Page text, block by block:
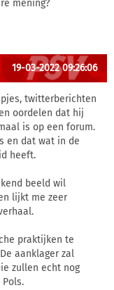
mening?
19-03-2022 09:26:06
twitterberichten
oordelen dat hij
is op een forum.
en dat wat in de
heeft.
beeld wil
lijkt me zeer
praktijken te
aanklager zal
zullen echt nog